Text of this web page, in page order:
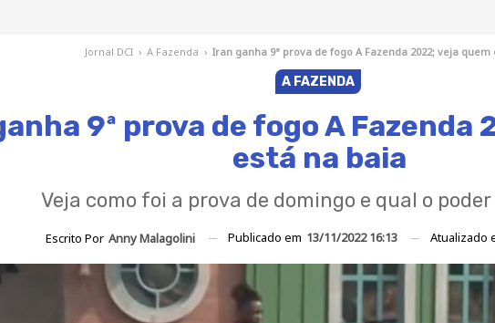
Jornal DCI › A Fazenda › Iran ganha 9ª prova de fogo A Fazenda 2022; veja
A FAZENDA
9ª prova de fogo A Fazenda
está na baia
Veja como foi a prova de domingo e qual o
Escrito Por Anny Malagolini Publicado em 13/11/2022 16:13 Atualizado